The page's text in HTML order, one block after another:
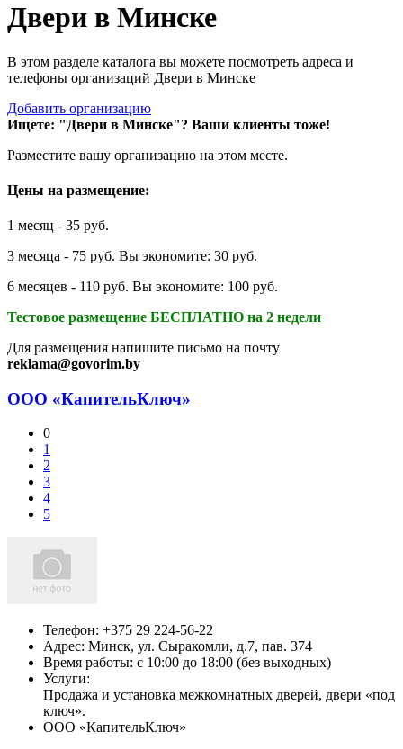
Двери в Минске
В этом разделе каталога вы можете посмотреть адреса и
телефоны организаций Двери в Минске
Добавить организацию
Ищете: "Двери в Минске"? Ваши клиенты тоже!
Разместите вашу организацию на этом месте.
Цены на размещение:
1 месяц - 35 руб.
3 месяца - 75 руб. Вы экономите: 30 руб.
6 месяцев - 110 руб. Вы экономите: 100 руб.
Тестовое размещение БЕСПЛАТНО на 2 недели
Для размещения напишите письмо на почту
reklama@govorim.by
ООО «КапительКлюч»
0
1
2
3
4
5
Телефон: +375 29 224-56-22
Адрес: Минск, ул. Сыракомли, д.7, пав. 374
Время работы: с 10:00 до 18:00 (без выходных)
Услуги:
Продажа и установка межкомнатных дверей, двери «под
ключ».
ООО «КапительКлюч»